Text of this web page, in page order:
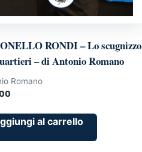
RONDI – Lo scugnizzo
– di Antonio Romano
Romano
al carrello